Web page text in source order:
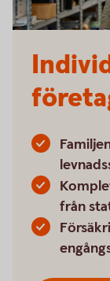
från